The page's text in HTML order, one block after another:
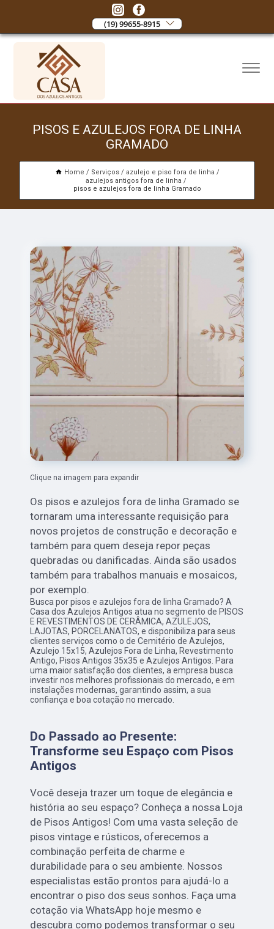
(19) 99655-8915
PISOS E AZULEJOS FORA DE LINHA
GRAMADO
Home Serviços
azulejo e piso fora de linha
azulejos antigos fora de linha
pisos e azulejos fora de linha Gramado
Clique na imagem para expandir
Os pisos e azulejos fora de linha Gramado se
tornaram uma interessante requisição para
novos projetos de construção e decoração e
também para quem deseja repor peças
quebradas ou danificadas. Ainda são usados
também para trabalhos manuais e mosaicos,
por exemplo.
Busca por pisos e azulejos fora de linha Gramado? A
Casa dos Azulejos Antigos atua no segmento de PISOS
E REVESTIMENTOS DE CERÂMICA, AZULEJOS,
LAJOTAS, PORCELANATOS, e disponibiliza para seus
clientes serviços como o de Cemitério de Azulejos,
Azulejo 15x15, Azulejos Fora de Linha, Revestimento
Antigo, Pisos Antigos 35x35 e Azulejos Antigos. Para
uma maior satisfação dos clientes, a empresa busca
investir nos melhores profissionais do mercado, e em
instalações modernas, garantindo assim, a sua
confiança e boa cotação no mercado.
Do Passado ao Presente:
Transforme seu Espaço com Pisos
Antigos
Você deseja trazer um toque de elegância e
história ao seu espaço? Conheça a nossa Loja
de Pisos Antigos! Com uma vasta seleção de
pisos vintage e rústicos, oferecemos a
combinação perfeita de charme e
durabilidade para o seu ambiente. Nossos
especialistas estão prontos para ajudá-lo a
encontrar o piso dos seus sonhos. Faça uma
cotação via WhatsApp hoje mesmo e
descubra como podemos transformar o seu